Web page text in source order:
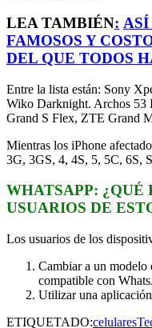
LEA TAMBIÉN:
FAMOSOS Y
DEL QUE TODOS
Entre la lista están: Sony
Wiko Darknight. Archos
Grand S Flex, ZTE Grand
Mientras los iPhone
3G, 3GS, 4, 4S, 5, 5C, 6S,
WHATSAPP: ¿QUÉ
USUARIOS DE
Los usuarios de los
Cambiar a un modelo
compatible con
Utilizar una
ETIQUETADO:celulares